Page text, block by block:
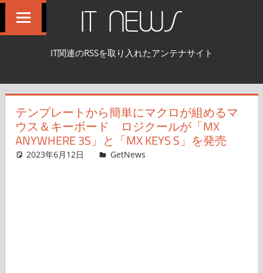
へ
IT NEWS
IT関連のRSSを取り入れたアンテナサイト
テンプレートから簡単にマクロが組めるマ
ウス＆キーボード ロジクールが「MX
ANYWHERE 3S」と「MX KEYS S」を発売
2023年6月12日 shnsk
GetNews